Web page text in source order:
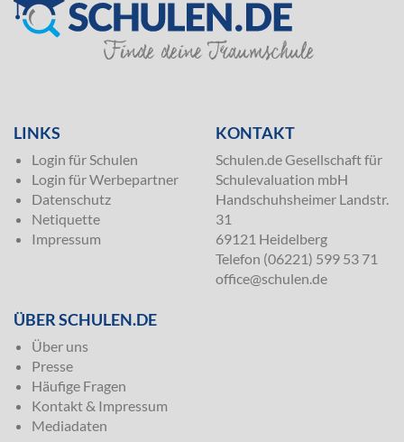
LINKS
Login für Schulen
Login für Werbepartner
Datenschutz
Netiquette
Impressum
KONTAKT
Schulen.de Gesellschaft für
Schulevaluation mbH
Handschuhsheimer Landstr.
31
69121 Heidelberg
Telefon (06221) 599 53 71
office@schulen.de
ÜBER SCHULEN.DE
Über uns
Presse
Häufige Fragen
Kontakt & Impressum
Mediadaten